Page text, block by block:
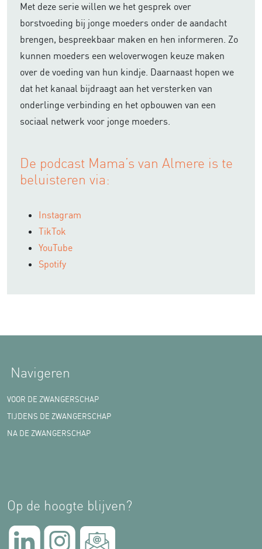
Met deze serie willen we het gesprek over
borstvoeding bij jonge moeders onder de aandacht
brengen, bespreekbaar maken en hen informeren. Zo
kunnen moeders een weloverwogen keuze maken
over de voeding van hun kindje. Daarnaast hopen we
dat het kanaal bijdraagt aan het versterken van
onderlinge verbinding en het opbouwen van een
sociaal netwerk voor jonge moeders.
De podcast Mama’s van Almere is te
beluisteren via:
Instagram
TikTok
YouTube
Spotify
Navigeren
VOOR DE ZWANGERSCHAP
TIJDENS DE ZWANGERSCHAP
NA DE ZWANGERSCHAP
Op de hoogte blijven?